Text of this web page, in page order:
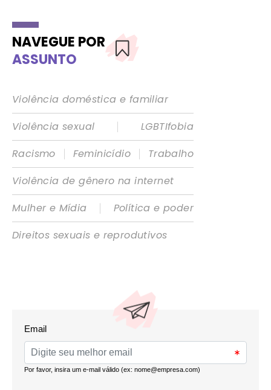
NAVEGUE POR
ASSUNTO
Violência doméstica e familiar
Violência sexual
|
LGBTIfobia
Racismo
| Feminicídio |
Trabalho
Violência de gênero na internet
Mulher e Mídia
|
Política e poder
Direitos sexuais e reprodutivos